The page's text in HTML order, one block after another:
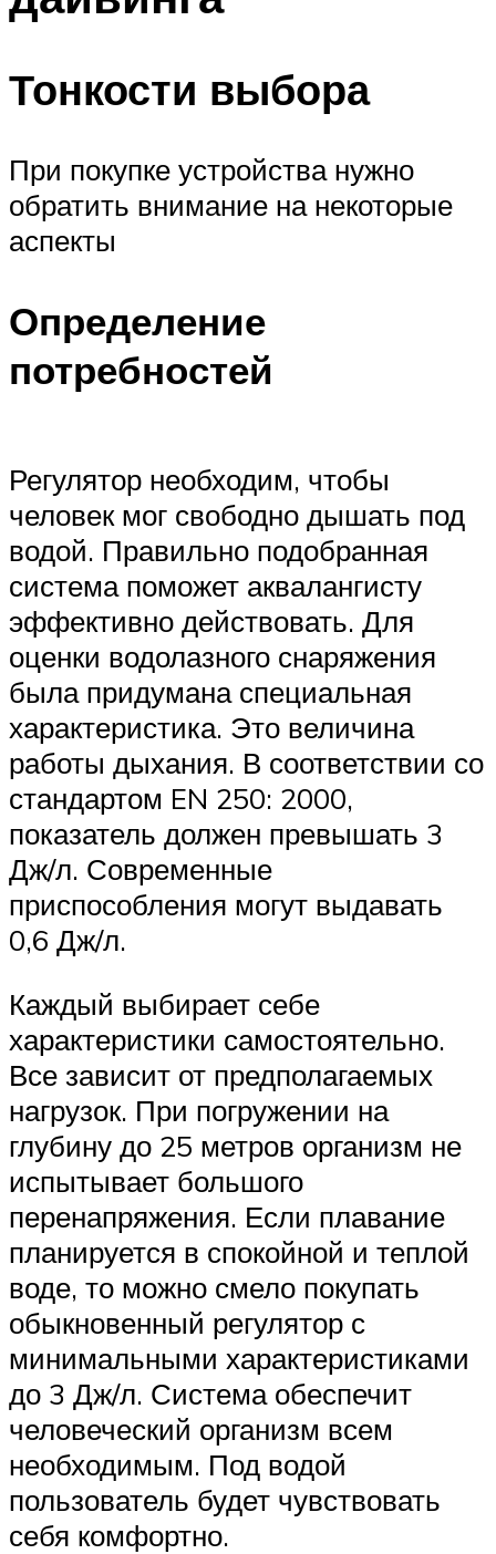
Тонкости выбора
При покупке устройства нужно
обратить внимание на некоторые
аспекты
Определение
потребностей
Регулятор необходим, чтобы
человек мог свободно дышать под
водой. Правильно подобранная
система поможет аквалангисту
эффективно действовать. Для
оценки водолазного снаряжения
была придумана специальная
характеристика. Это величина
работы дыхания. В соответствии со
стандартом EN 250: 2000,
показатель должен превышать 3
Дж/л. Современные
приспособления могут выдавать
0,6 Дж/л.
Каждый выбирает себе
характеристики самостоятельно.
Все зависит от предполагаемых
нагрузок. При погружении на
глубину до 25 метров организм не
испытывает большого
перенапряжения. Если плавание
планируется в спокойной и теплой
воде, то можно смело покупать
обыкновенный регулятор с
минимальными характеристиками
до 3 Дж/л. Система обеспечит
человеческий организм всем
необходимым. Под водой
пользователь будет чувствовать
себя комфортно.